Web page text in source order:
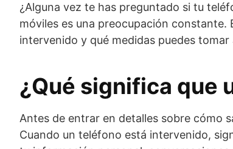
¿Alguna vez te has preguntado si tu
móviles es una preocupación
intervenido y qué medidas puedes tomar
¿Qué significa que
Antes de entrar en detalles sobre cómo
Cuando un teléfono está intervenido,